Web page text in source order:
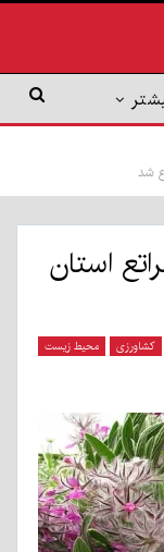
شد
استان
کشاورزی محیط زیست